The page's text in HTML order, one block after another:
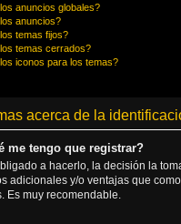
anuncios globales?
anuncios?
temas fijos?
temas cerrados?
iconos para los temas?
acerca de la
me tengo que registrar?
a hacerlo, la decisión la
adicionales y/o ventajas que
Es muy recomendable.